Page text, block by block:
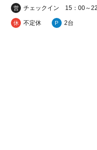
営 チェックイン 15：00～
休 不定休 P 2台